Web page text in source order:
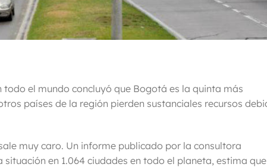
todo el mundo concluyó que Bogotá es la quinta más
países de la región pierden sustanciales recursos
muy caro. Un informe publicado por la consultora
situación en 1.064 ciudades en todo el planeta, estima